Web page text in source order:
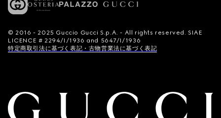
© 2016 - 2025 Guccio Gucci S.p.A. - All rights reserved. SIAE
LICENCE # 2294/I/1936 and 5647/I/1936
特定商取引法に基づく表記・古物営業法に基づく表記